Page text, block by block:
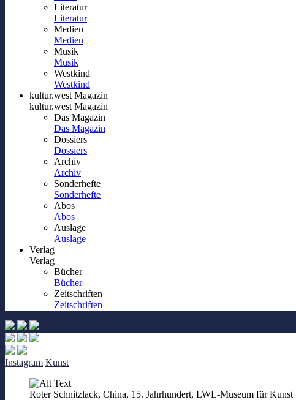
Literatur
Literatur
Medien
Medien
Musik
Musik
Westkind
Westkind
kultur.west Magazin
kultur.west Magazin
Das Magazin
Das Magazin
Dossiers
Dossiers
Archiv
Archiv
Sonderhefte
Sonderhefte
Abos
Abos
Auslage
Auslage
Verlag
Verlag
Bücher
Bücher
Zeitschriften
Zeitschriften
Instagram Kunst
Roter Schnitzlack, China, 15. Jahrhundert, LWL-Museum für